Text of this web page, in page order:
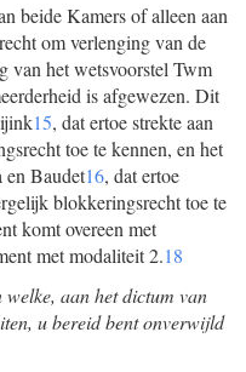
beide Kamers of alleen aan
om verlenging van de
van het wetsvoorstel Twm
is afgewezen. Dit
15, dat ertoe strekte aan
toe te kennen, en het
en Baudet16, dat ertoe
blokkeringsrecht toe te
komt overeen met
met modaliteit 2.18
aan het dictum van
u bereid bent onverwijld